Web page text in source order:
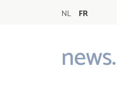
NL FR
news.
Main
navigation